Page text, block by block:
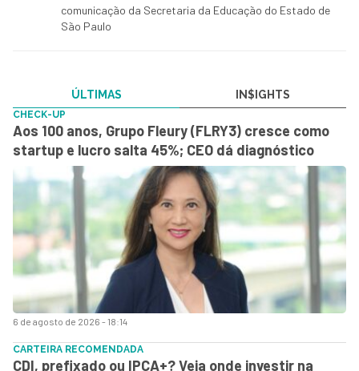
comunicação da Secretaria da Educação do Estado de
São Paulo
ÚLTIMAS IN$IGHTS
6 de agosto de 2026 - 18:14
CHECK-UP
Aos 100 anos, Grupo Fleury (FLRY3) cresce como
startup e lucro salta 45%; CEO dá diagnóstico
CARTEIRA RECOMENDADA
CDI, prefixado ou IPCA+? Veja onde investir na